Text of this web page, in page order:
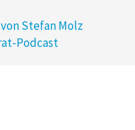
Stefan Molz
Podcast